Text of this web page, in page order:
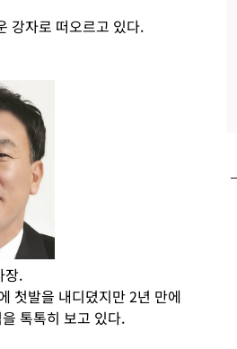
강자로 떠오르고 있다.
장.
첫발을 내디뎠지만 2년 만에
톡톡히 보고 있다.